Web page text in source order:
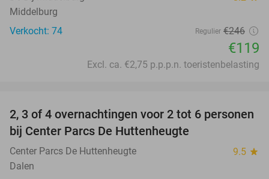
Middelburg
Verkocht: 74
Regulier €246
€119
Excl. ca. €2,75 p.p.p.n. toeristenbelasting
15%
2, 3 of 4 overnachtingen voor 2 tot 6 personen
bij Center Parcs De Huttenheugte
Center Parcs De Huttenheugte 9.5 star
Dalen